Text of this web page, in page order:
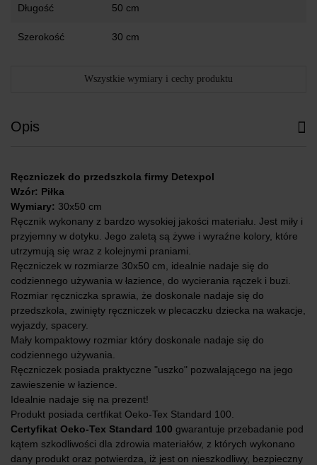
Długość 50 cm
Szerokość 30 cm
Wszystkie wymiary i cechy produktu
Opis
Ręczniczek do przedszkola firmy Detexpol
Wzór: Piłka
Wymiary: 30x50 cm
Ręcznik wykonany z bardzo wysokiej jakości materiału. Jest miły i
przyjemny w dotyku. Jego zaletą są żywe i wyraźne kolory, które
utrzymują się wraz z kolejnymi praniami.
Ręczniczek w rozmiarze 30x50 cm, idealnie nadaje się do
codziennego używania w łazience, do wycierania rączek i buzi.
Rozmiar ręczniczka sprawia, że doskonale nadaje się do
przedszkola, zwinięty ręczniczek w plecaczku dziecka na wakacje,
wyjazdy, spacery.
Mały kompaktowy rozmiar który doskonale nadaje się do
codziennego używania.
Ręczniczek posiada praktyczne "uszko" pozwalającego na jego
zawieszenie w łazience.
Idealnie nadaje się na prezent!
Produkt posiada certfikat Oeko-Tex Standard 100.
Certyfikat Oeko-Tex Standard 100 gwarantuje przebadanie pod
kątem szkodliwości dla zdrowia materiałów, z których wykonano
dany produkt oraz potwierdza, iż jest on nieszkodliwy, bezpieczny